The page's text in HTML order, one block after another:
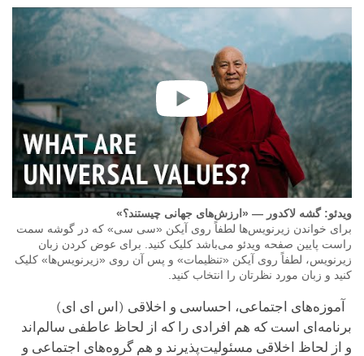
ویدئو: گشه لاکدور — «ارزش‌های جهانی چیستند؟»
برای خواندن زیرنویس‌ها لطفاً روی آیکن «سی سی» که در گوشه سمت
راست پایین صفحه ویدئو می‌باشد کلیک کنید. برای عوض کردن زبان
زیرنویس، لطفاً روی آیکن «تنظیمات» و پس آن روی «زیرنویس‌ها» کلیک
کنید و زبان مورد نظرتان را انتخاب کنید.
آموزه‌های اجتماعی، احساسی و اخلاقی (اس ای ای)
برنامه‌ای است که هم افرادی را که از لحاظ عاطفی سالم‌اند
و از لحاظ اخلاقی مسئولیت‌پذیرند و هم گروه‌های اجتماعی و